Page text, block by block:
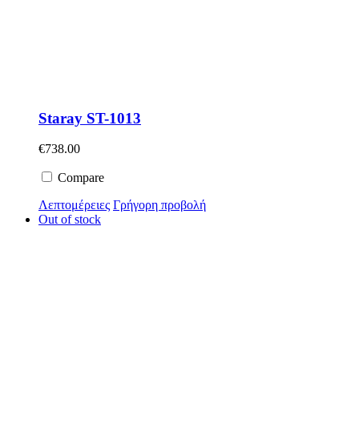
Staray ST-1013
€738.00
Compare
Λεπτομέρειες Γρήγορη προβολή
Out of stock